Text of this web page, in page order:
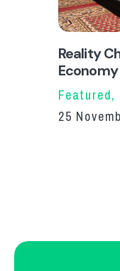
Reality
Featured,
25